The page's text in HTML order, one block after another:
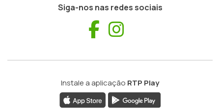
Siga-nos nas redes sociais
Facebook
Instale a aplicação RTP Play